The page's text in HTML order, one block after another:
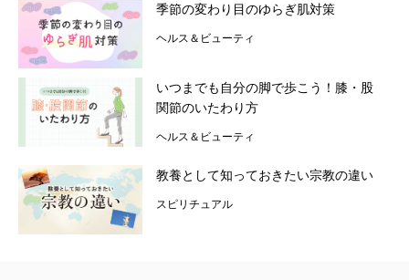
季節の変わり目のゆらぎ肌対策
ヘルス＆ビューティ
いつまでも自分の脚で歩こう！膝・股
関節のいたわり方
ヘルス＆ビューティ
教養として知っておきたい宗教の違い
スピリチュアル